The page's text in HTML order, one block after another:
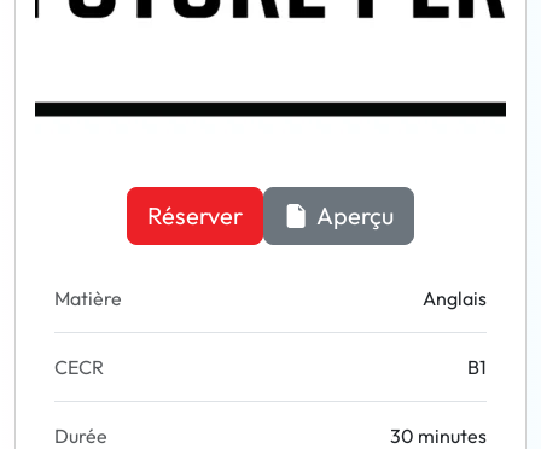
Réserver Aperçu
Matière Anglais
CECR B1
Durée 30 minutes